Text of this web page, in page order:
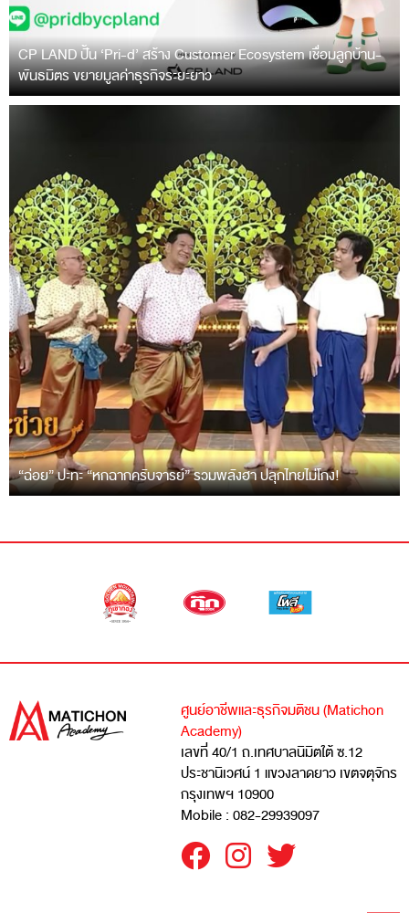
CP LAND ปั้น ‘Pri-d’ สร้าง Customer Ecosystem เชื่อมลูกบ้าน-
พันธมิตร ขยายมูลค่าธุรกิจระยะยาว
“ฉ่อย” ปะทะ “หกฉากครับจารย์” รวมพลังฮา ปลุกไทยไม่โกง!
ศูนย์อาชีพและธุรกิจมติชน (Matichon
Academy)
เลขที่ 40/1 ถ.เทศบาลนิมิตใต้ ซ.12
ประชานิเวศน์ 1 แขวงลาดยาว เขตจตุจักร
กรุงเทพฯ 10900
Mobile : 082-29939097